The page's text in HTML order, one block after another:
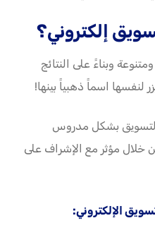
إلكتروني؟
وبناءً على النتائج
لنفسها اسماً ذهبياً بينها!
التسويق بشكل مدروس
خلال مؤثر مع الإشراف على
الإلكتروني: